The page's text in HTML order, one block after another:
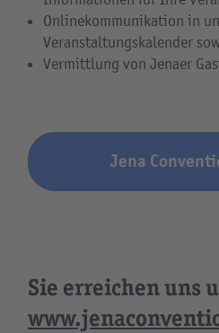
Onlinekommunikation in
Veranstaltungskalender
Vermittlung von Jenaer
Jena
Sie erreichen uns